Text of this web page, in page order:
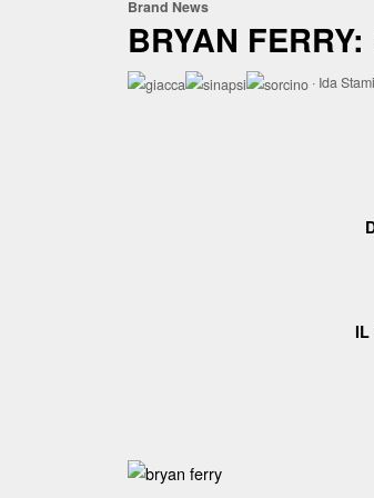
Brand News
BRYAN
· Ida
IL